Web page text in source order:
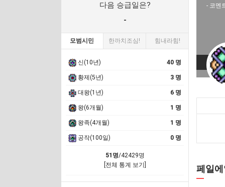
다음 승급일은?
-
모범시민 한까치조심! 힘내라힘!
신(10년) 40 명
황제(5년) 3 명
대왕(1년) 6 명
왕(6개월) 1 명
왕족(4개월) 1 명
공작(100일) 0 명
51명/42429명
[전체 통계 보기]
- 코멘
페일